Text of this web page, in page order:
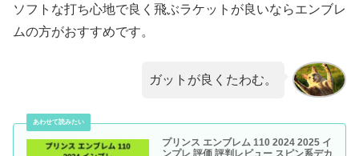
ソフトな打ち心地で良く飛ぶラケットが良いならエンブレ
ムの方がおすすめです。
ガットが良くたわむ。
プリンス エンブレム 110 2024 2025 イ
ンプレ 評価 評判レビュー スピン系デカ